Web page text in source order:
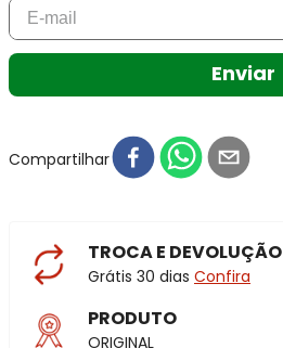
Enviar
Compartilhar
TROCA E DEVOLUÇÃO
Grátis 30 dias Confira
PRODUTO
ORIGINAL